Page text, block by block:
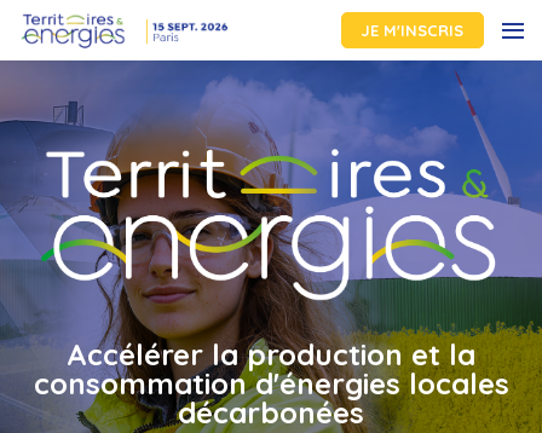
JE M'INSCRIS
Accélérer la production et la
consommation d'énergies locales
décarbonées